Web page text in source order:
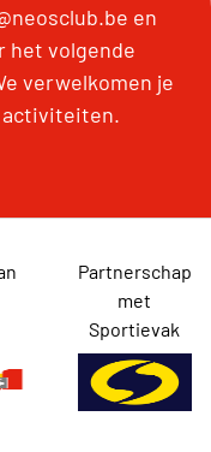
en
het volgende
verwelkomen je
activiteiten.
Partnerschap
met
Sportievak